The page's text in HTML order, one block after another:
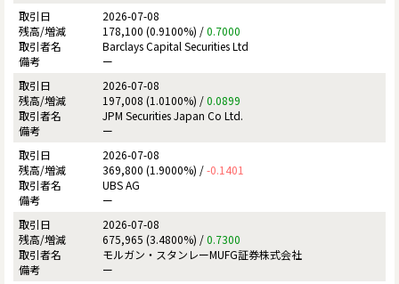
2026-07-08
178,100 (0.9100%) /0.7000
Barclays Capital Securities Ltd
ー
2026-07-08
197,008 (1.0100%) /0.0899
JPM Securities Japan Co Ltd.
ー
2026-07-08
369,800 (1.9000%) /-0.1401
UBS AG
ー
2026-07-08
675,965 (3.4800%) /0.7300
モルガン・スタンレーMUFG証券株式会社
ー